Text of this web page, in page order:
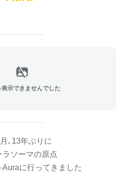
表示できませんでした
､13年ぶりに
ラソーマの原点
Auraに行ってきました